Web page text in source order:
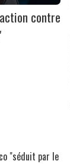
contre
"séduit par le